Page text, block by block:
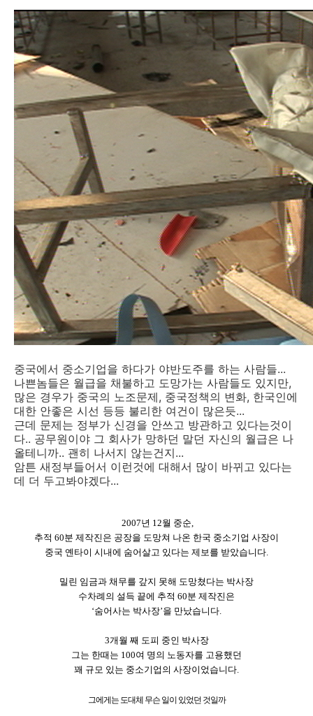
중국에서 중소기업을 하다가 야반도주를 하는 사람들...
나쁜놈들은 월급을 채불하고 도망가는 사람들도 있지만,
많은 경우가 중국의 노조문제, 중국정책의 변화, 한국인에
대한 안좋은 시선 등등 불리한 여건이 많은듯...
근데 문제는 정부가 신경을 안쓰고 방관하고 있다는것이
다.. 공무원이야 그 회사가 망하던 말던 자신의 월급은 나
올테니까.. 괜히 나서지 않는건지...
암튼 새정부들어서 이런것에 대해서 많이 바뀌고 있다는
데 더 두고봐야겠다...
2007년 12월 중순,
추적 60분 제작진은 공장을 도망쳐 나온 한국 중소기업 사장이
중국 옌타이 시내에 숨어살고 있다는 제보를 받았습니다.
밀린 임금과 채무를 갚지 못해 도망쳤다는 박사장
수차례의 설득 끝에 추적 60분 제작진은
‘숨어사는 박사장’을 만났습니다.
3개월 째 도피 중인 박사장
그는 한때는 100여 명의 노동자를 고용했던
꽤 규모 있는 중소기업의 사장이었습니다.
그에게는 도대체 무슨 일이 있었던 것일까